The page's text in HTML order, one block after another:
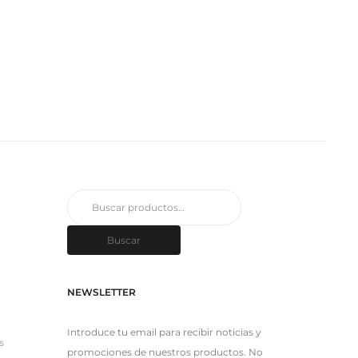
Buscar
NEWSLETTER
Introduce tu email para recibir noticias y
promociones de nuestros productos. No